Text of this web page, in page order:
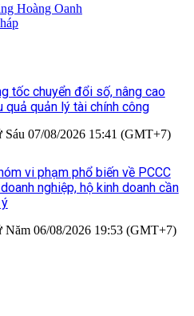
Hoàng Oanh
tốc chuyển đổi số, nâng cao
quả quản lý tài chính công
Sáu 07/08/2026 15:41 (GMT+7)
vi phạm phổ biến về PCCC
nghiệp, hộ kinh doanh cần
Năm 06/08/2026 19:53 (GMT+7)